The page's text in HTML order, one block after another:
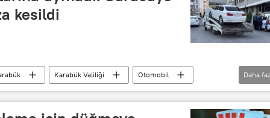
kesildi
Karabük Valiliği
Otomobil
polisi
Trafik para cezası trafik ihlali
Daha